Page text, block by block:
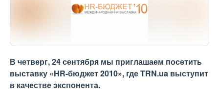
В четверг, 24 сентября мы приглашаем посетить
выставку «HR-бюджет 2010», где TRN.ua выступит
в качестве экспонента.